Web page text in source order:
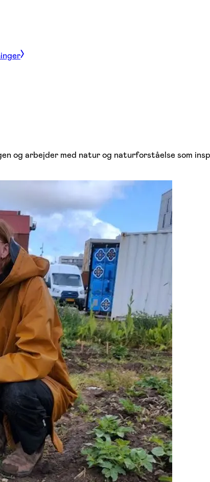
og arbejder med natur og naturforståelse som